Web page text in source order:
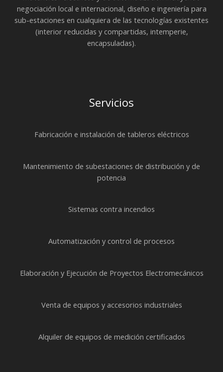
negociación local e internacional, diseño e ingeniería para
sub-estaciones en cualquiera de las tecnologías existentes
(interior reducidas y compartidas, intemperie,
encapsuladas).
Servicios
Fabricación e instalación de tableros eléctricos
Mantenimiento de subestaciones de distribución y de
potencia
Sistemas contra incendios
Automatización y control de procesos
Elaboración y Ejecución de Proyectos Electromecánicos
Venta de equipos y accesorios industriales
Alquiler de equipos de medición certificados